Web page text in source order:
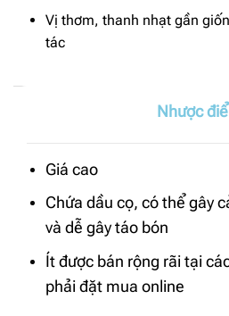
Vị thơm, thanh nhạt gần
tác
Nhược
Giá cao
Chứa dầu cọ, có thể gây
và dễ gây táo bón
Ít được bán rộng rãi tại
phải đặt mua online